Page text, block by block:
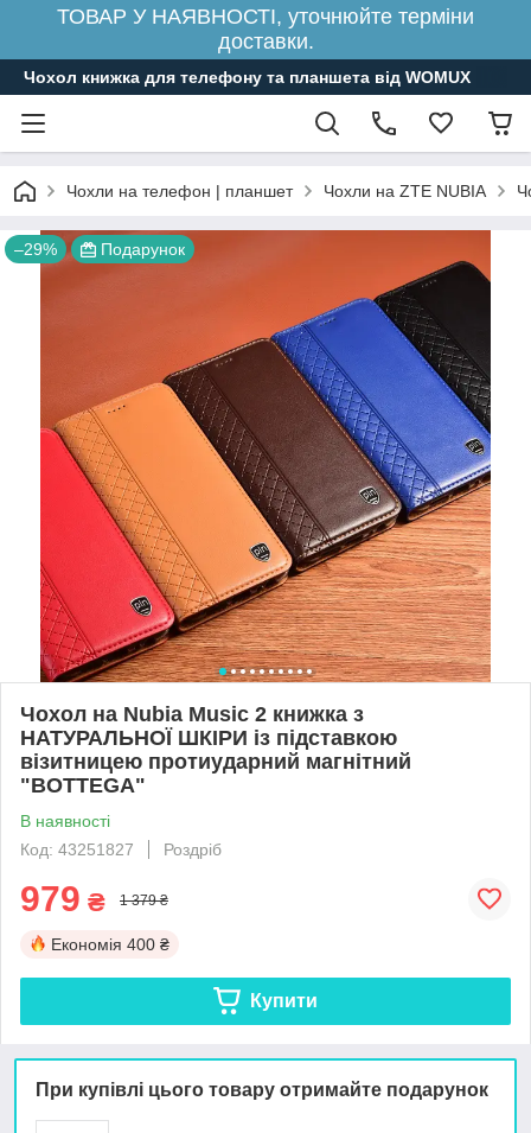
ТОВАР У НАЯВНОСТІ, уточнюйте терміни
доставки.
Чохол книжка для телефону та планшета від WOMUX
Чохли на телефон | планшет Чохли на ZTE NUBIA
–29% Подарунок
Чохол на Nubia Music 2 книжка з
НАТУРАЛЬНОЇ ШКІРИ із підставкою
візитницею протиударний магнітний
"BOTTEGA"
В наявності
Код: 43251827
Роздріб
979 ₴ 1 379 ₴
Економія 400 ₴
Купити
При купівлі цього товару отримайте подарунок